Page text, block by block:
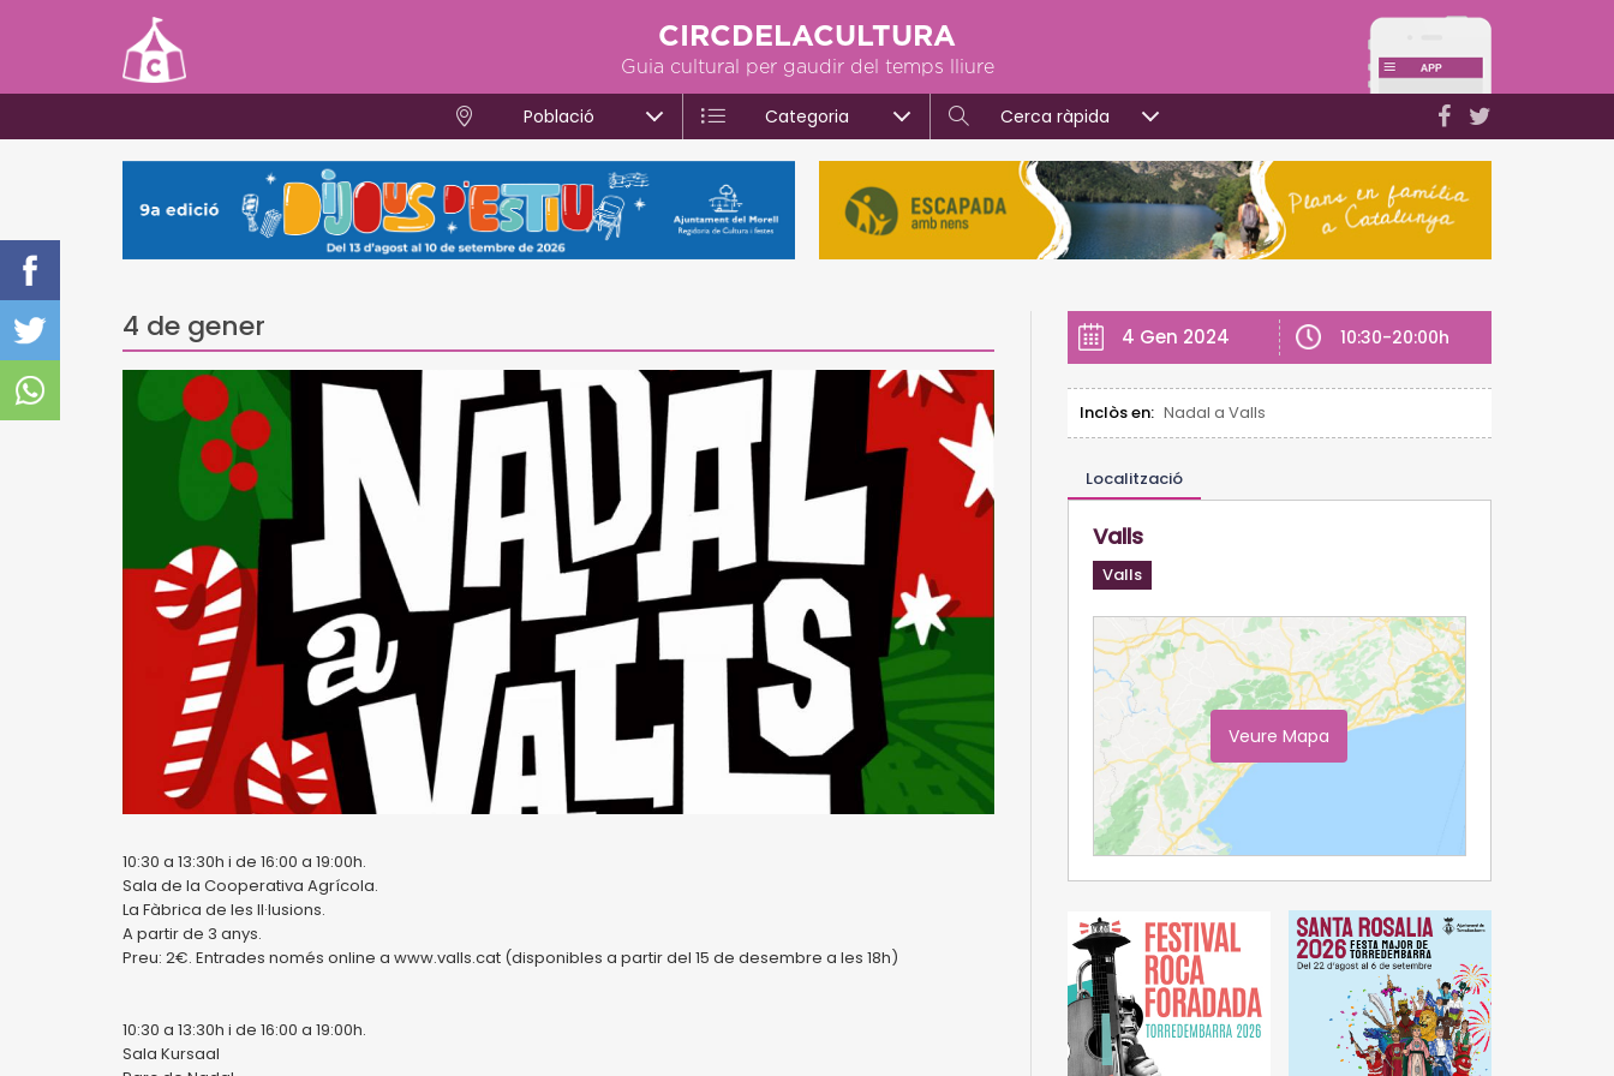
CIRCDELACULTURA
Guia cultural per gaudir del temps lliure
Població Categoria Cerca ràpida
4 de gener
10:30 a 13:30h i de 16:00 a 19:00h.
Sala de la Cooperativa Agrícola.
La Fàbrica de les Il·lusions.
A partir de 3 anys.
Preu: 2€. Entrades només online a www.valls.cat (disponibles a partir del 15 de desembre a les 18h)
10:30 a 13:30h i de 16:00 a 19:00h.
Sala Kursaal
4 Gen 2024 10:30-20:00h
Inclòs en: Nadal a Valls
Localització
Valls
Valls
Veure Mapa